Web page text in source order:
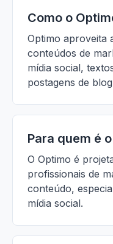
Como o
Optimo aproveita
conteúdos de
mídia social,
postagens de
Para quem é
O Optimo é
profissionais de
conteúdo,
mídia social.